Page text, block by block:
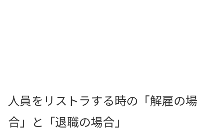
人員をリストラする時の「解雇の場
合」と「退職の場合」